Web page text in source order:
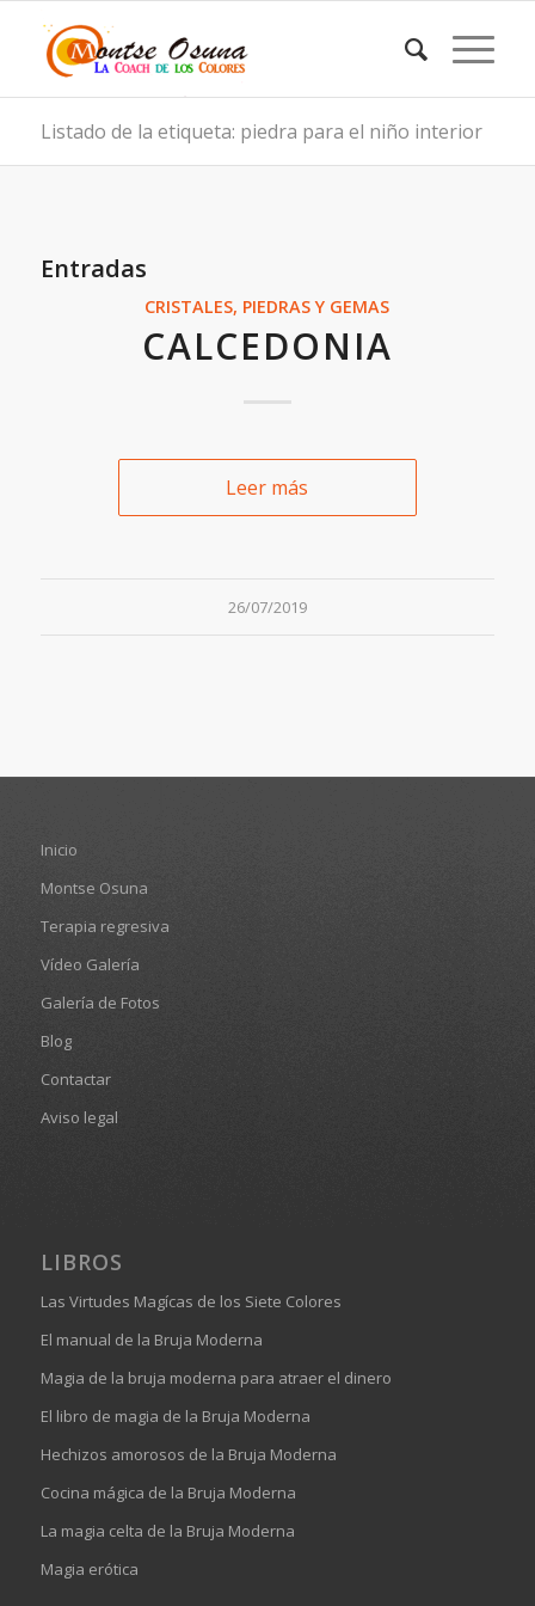
Listado de la etiqueta: piedra para el niño interior
Entradas
CRISTALES, PIEDRAS Y GEMAS
CALCEDONIA
Leer más
26/07/2019
Inicio
Montse Osuna
Terapia regresiva
Vídeo Galería
Galería de Fotos
Blog
Contactar
Aviso legal
LIBROS
Las Virtudes Magícas de los Siete Colores
El manual de la Bruja Moderna
Magia de la bruja moderna para atraer el dinero
El libro de magia de la Bruja Moderna
Hechizos amorosos de la Bruja Moderna
Cocina mágica de la Bruja Moderna
La magia celta de la Bruja Moderna
Magia erótica